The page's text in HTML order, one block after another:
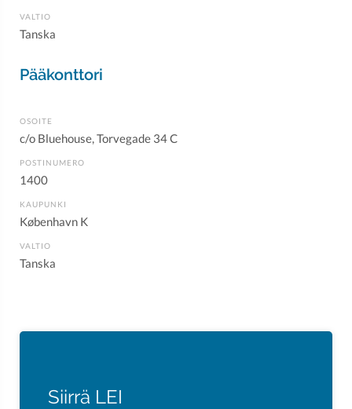
VALTIO
Tanska
Pääkonttori
OSOITE
c/o Bluehouse, Torvegade 34 C
POSTINUMERO
1400
KAUPUNKI
København K
VALTIO
Tanska
Siirrä LEI